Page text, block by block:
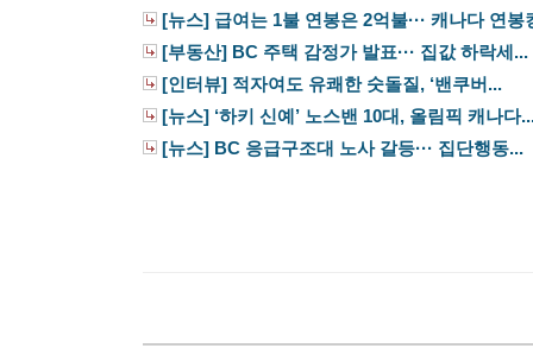
[뉴스] 급여는 1불 연봉은 2억불··· 캐나다 연봉
[부동산] BC 주택 감정가 발표··· 집값 하락세...
[인터뷰] 적자여도 유쾌한 숫돌질, ‘밴쿠버...
[뉴스] ‘하키 신예’ 노스밴 10대, 올림픽 캐나다
[뉴스] BC 응급구조대 노사 갈등··· 집단행동...